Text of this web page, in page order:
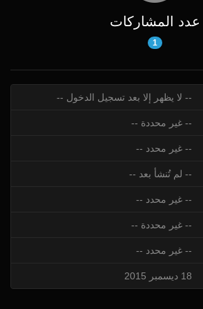
عدد المشاركات
1
-- لا يظهر إلا بعد تسجيل الدخول --
-- غير محددة --
-- غير محدد --
-- لم تُنشأ بعد --
-- غير محدد --
-- غير محددة --
-- غير محدد --
18 ديسمبر 2015